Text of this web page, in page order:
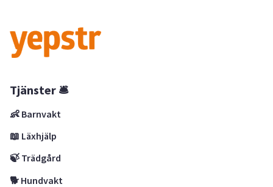
Tjänster 🛎
👶 Barnvakt
📖 Läxhjälp
🍃 Trädgård
🐕 Hundvakt